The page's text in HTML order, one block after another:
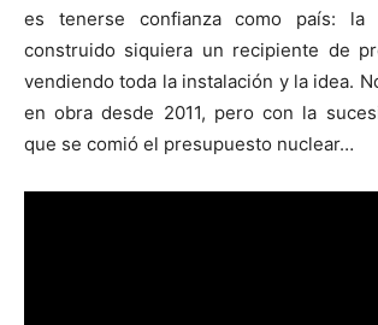
es tenerse confianza como país:
construido siquiera un recipiente de
vendiendo toda la instalación y la idea.
en obra desde 2011, pero con la
que se comió el presupuesto nuclear…